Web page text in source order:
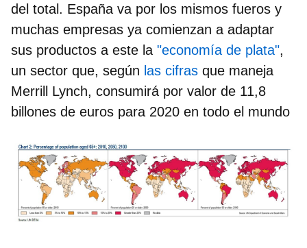
del total. España va por los mismos fueros y
muchas empresas ya comienzan a adaptar
sus productos a este la "economía de plata",
un sector que, según las cifras que maneja
Merrill Lynch, consumirá por valor de 11,8
billones de euros para 2020 en todo el mundo